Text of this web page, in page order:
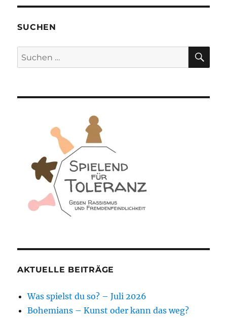
SUCHEN
Suchen
nach:
AKTUELLE BEITRÄGE
Was spielst du so? – Juli 2026
Bohemians – Kunst oder kann das weg?